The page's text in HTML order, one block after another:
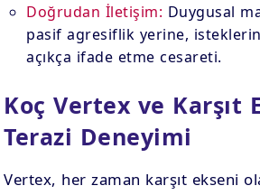
Doğrudan İletişim: Duygusal
pasif agresiflik yerine,
açıkça ifade etme cesareti.
Koç Vertex ve Karşıt
Terazi Deneyimi
Vertex, her zaman karşıt ekseni